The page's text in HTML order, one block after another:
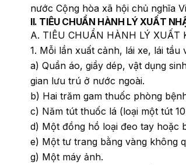
nước Cộng hòa xã hội chủ nghĩa
II. TIÊU CHUẨN HÀNH LÝ XUẤT
A. TIÊU CHUẨN HÀNH LÝ XUẤT
1. Mỗi lần xuất cảnh, lái xe, lái
a) Quần áo, giầy dép, vật dụng
gian lưu trú ở nước ngoài.
b) Hai trăm gam thuốc phòng
c) Năm tút thuốc lá (loại một tút
d) Một đồng hồ loại đeo tay hoặc
e) Một tư trang bằng vàng không
g) Một máy ảnh.